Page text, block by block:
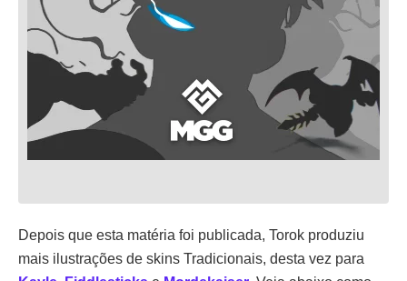
Depois que esta matéria foi publicada, Torok produziu
mais ilustrações de skins Tradicionais, desta vez para